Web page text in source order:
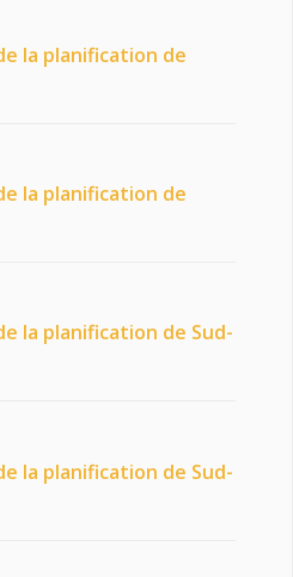
la planification de
la planification de
la planification de Sud-
la planification de Sud-